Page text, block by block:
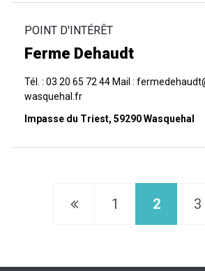
POINT D'INTÉRÊT
Ferme Dehaudt
Tél. : 03 20 65 72 44 Mail :
wasquehal.fr
Impasse du Triest, 59290 Wasquehal
Page
1 2 3